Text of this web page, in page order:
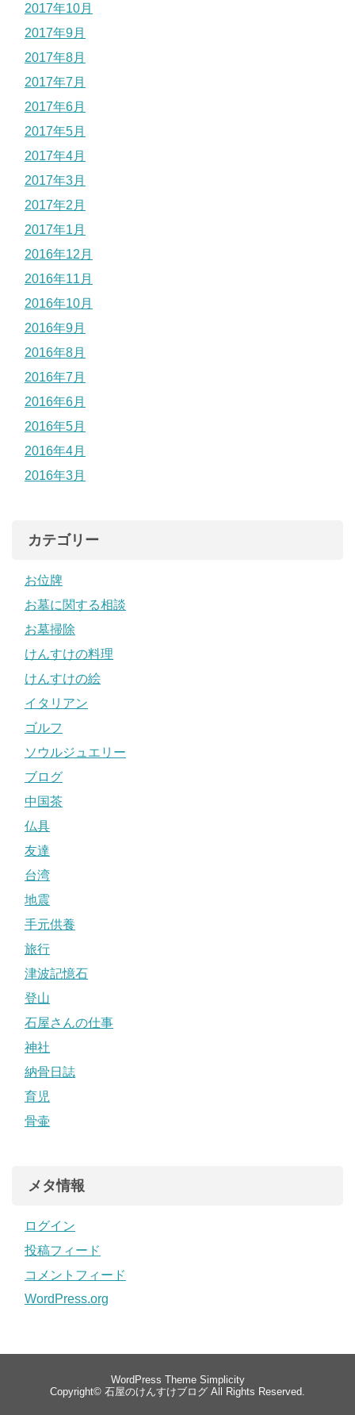
2017年10月
2017年9月
2017年8月
2017年7月
2017年6月
2017年5月
2017年4月
2017年3月
2017年2月
2017年1月
2016年12月
2016年11月
2016年10月
2016年9月
2016年8月
2016年7月
2016年6月
2016年5月
2016年4月
2016年3月
カテゴリー
お位牌
お墓に関する相談
お墓掃除
けんすけの料理
けんすけの絵
イタリアン
ゴルフ
ソウルジュエリー
ブログ
中国茶
仏具
友達
台湾
地震
手元供養
旅行
津波記憶石
登山
石屋さんの仕事
神社
納骨日誌
育児
骨壷
メタ情報
ログイン
投稿フィード
コメントフィード
WordPress.org
WordPress Theme Simplicity
Copyright© 石屋のけんすけブログ All Rights Reserved.